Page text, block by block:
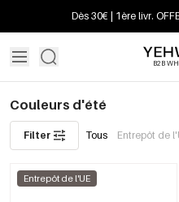
Dès 30€ | 1ère livr.
B2B
Couleurs d'été
Filter Tous Entrepôt de
Entrepôt de l'UE